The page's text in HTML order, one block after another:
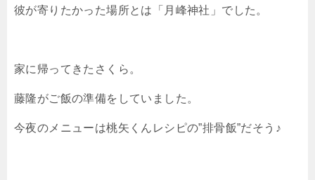
彼が寄りたかった場所とは「月峰神社」でした。
家に帰ってきたさくら。
藤隆がご飯の準備をしていました。
今夜のメニューは桃矢くんレシピの”排骨飯”だそう♪